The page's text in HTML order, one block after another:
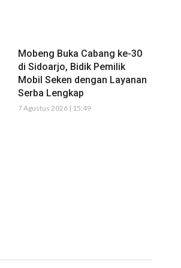
Mobeng Buka Cabang ke-30
di Sidoarjo, Bidik Pemilik
Mobil Seken dengan Layanan
Serba Lengkap
7 Agustus 2026 | 15:49